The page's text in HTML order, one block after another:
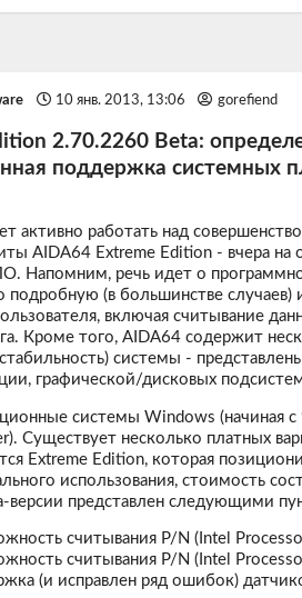
10 янв. 2013, 13:06 gorefiend
2.70.2260 Beta:
поддержка системных
активно работать над
AIDA64 Extreme Edition - вчера
Напомним, речь идет о
подробную (в большинстве
включая считывание
Кроме того, AIDA64 содержит
системы -
графической/дисковых
системы Windows (начиная
Существует несколько платных
Extreme Edition, которая
использования, стоимость
версии представлен следующими
считывания P/N (Intel
считывания P/N (Intel
(и исправлен ряд ошибок)